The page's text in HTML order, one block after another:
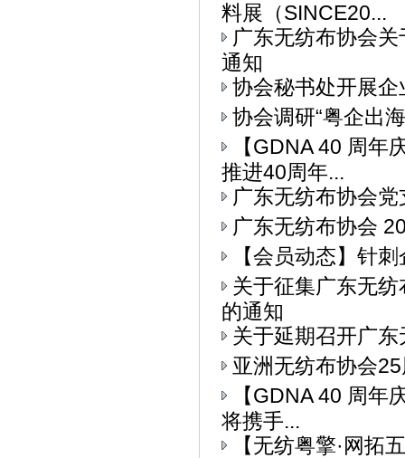
料展（SINCE20...
广东无纺布协会
通知
协会秘书处开展
协会调研“粤企出
【GDNA 40 周
推进40周年...
广东无纺布协会
广东无纺布协会
【会员动态】针
关于征集广东无
的通知
关于延期召开广
亚洲无纺布协会
【GDNA 40 周
将携手...
【无纺粤擎·网拓